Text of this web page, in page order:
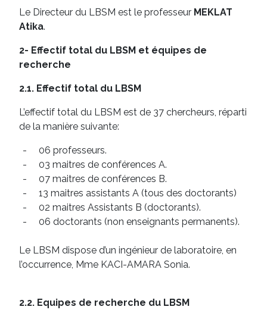
Le Directeur du LBSM est le professeur MEKLAT
Atika.
2- Effectif total du LBSM et équipes de
recherche
2.1. Effectif total du LBSM
L’effectif total du LBSM est de 37 chercheurs, réparti
de la manière suivante:
-
06 professeurs.
-
03 maitres de conférences A.
-
07 maitres de conférences B.
-
13 maitres assistants A (tous des doctorants)
-
02 maitres Assistants B (doctorants).
-
06 doctorants (non enseignants permanents).
Le LBSM dispose d’un ingénieur de laboratoire, en
l’occurrence, Mme KACI-AMARA Sonia.
2.2. Equipes de recherche du LBSM